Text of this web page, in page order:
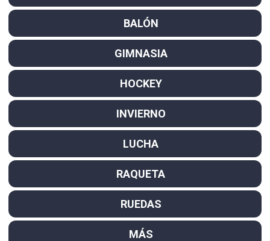
BALÓN
GIMNASIA
HOCKEY
INVIERNO
LUCHA
RAQUETA
RUEDAS
MÁS